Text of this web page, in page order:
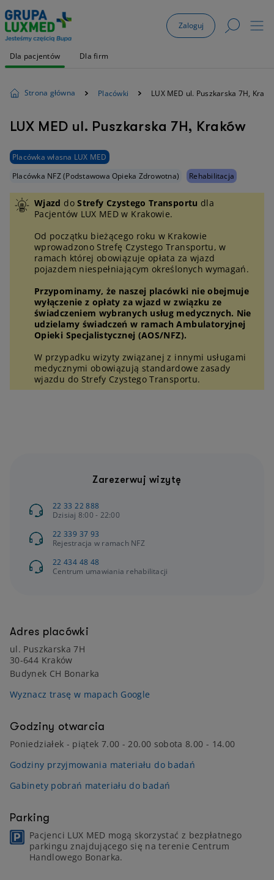
Zaloguj
Dla pacjentów Dla firm
Strona główna Placówki LUX MED ul. Puszkarska 7H,
LUX MED ul. Puszkarska 7H, Kraków
Placówka własna LUX MED
Placówka NFZ (Podstawowa Opieka Zdrowotna)
Rehabilitacja
Wjazd doStrefy Czystego Transportu dla
Pacjentów LUX MED w Krakowie.
Od początku bieżącego roku w Krakowie
wprowadzono Strefę Czystego Transportu, w
ramach której obowiązuje opłata za wjazd
pojazdem niespełniającym określonych wymagań.
Przypominamy, że naszej placówki nie obejmuje
wyłączenie z opłaty za wjazd w związku ze
świadczeniem wybranych usług medycznych. Nie
udzielamy świadczeń w ramach Ambulatoryjnej
Opieki Specjalistycznej (AOS/NFZ).
W przypadku wizyty związanej z innymi usługami
medycznymi obowiązują standardowe zasady
wjazdu do Strefy Czystego Transportu.
Adres placówki
ul. Puszkarska 7H
30-644 Kraków
Budynek CH Bonarka
Wyznacz trasę w mapach Google
Godziny otwarcia
Poniedziałek - piątek 7.00 - 20.00 sobota 8.00 - 14.00
Godziny przyjmowania materiału do badań
Gabinety pobrań materiału do badań
Parking
Pacjenci LUX MED mogą skorzystać z bezpłatnego
parkingu znajdującego się na terenie Centrum
Handlowego Bonarka.
Zarezerwuj wizytę
22 33 22 888
Dzisiaj 8:00 - 22:00
22 339 37 93
Rejestracja w ramach NFZ
22 434 48 48
Centrum umawiania rehabilitacji